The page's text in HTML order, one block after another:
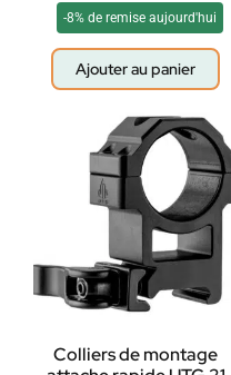
-8% de remise aujourd'hui
Ajouter au panier
Colliers de montage